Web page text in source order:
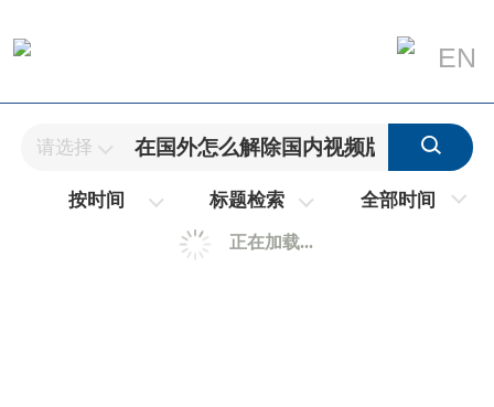
EN
请选择
按时间 标题检索 全部时间
正在加载...